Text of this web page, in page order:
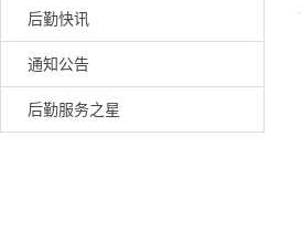
后勤快讯
通知公告
后勤服务之星